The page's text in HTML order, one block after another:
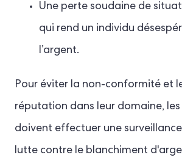
Une perte soudaine de
qui rend un individu
l’argent.
Pour éviter la non-conformité et
réputation dans leur domaine, les
doivent effectuer une
lutte contre le blanchiment